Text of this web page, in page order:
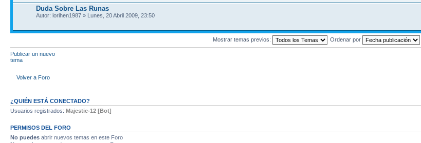
Duda Sobre Las Runas
Autor: lorihen1987 » Lunes, 20 Abril 2009, 23:50
Mostrar temas previos: Ordenar por
Publicar un nuevo
tema
Volver a Foro
¿QUIÉN ESTÁ CONECTADO?
Usuarios registrados: Majestic-12 [Bot]
PERMISOS DEL FORO
No puedes abrir nuevos temas en este Foro